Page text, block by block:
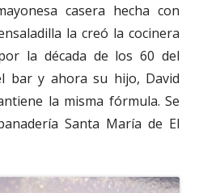
casera hecha con
la creó la cocinera
la década de los 60 del
bar y ahora su hijo, David
la misma fórmula. Se
Santa María de El